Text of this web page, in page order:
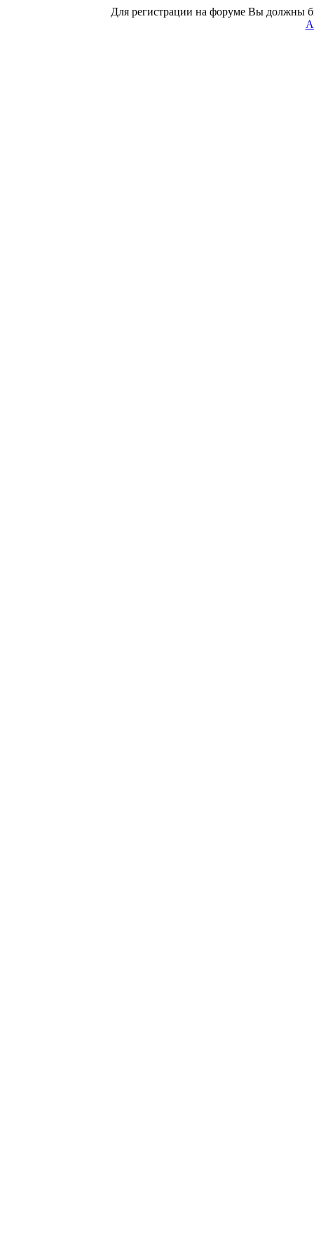
Для регистрации на форуме Вы должны